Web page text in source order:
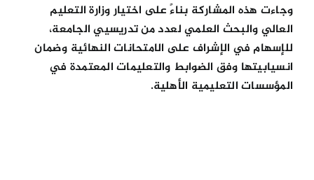
وجاءت هذه المشاركة بناءً على اختيار وزارة التعليم
العالي والبحث العلمي لعدد من تدريسيي الجامعة،
للإسهام في الإشراف على الامتحانات النهائية وضمان
انسيابيتها وفق الضوابط والتعليمات المعتمدة في
المؤسسات التعليمية الأهلية.